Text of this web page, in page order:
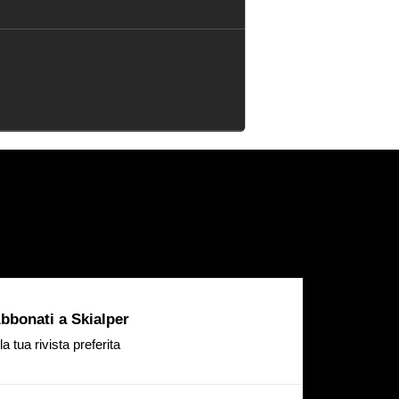
a Skialper
la tua rivista preferita